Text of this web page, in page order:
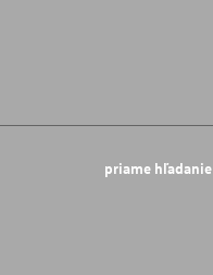
priame hľadanie